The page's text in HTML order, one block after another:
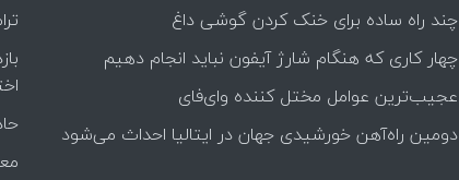
چند راه‌ ساده برای خنک کردن گوشی داغ
چهار کاری که هنگام شارژ آیفون نباید انجام دهیم
عجیب‌ترین عوامل مختل کننده وای‌فای
دومین راه‌آهن خورشیدی جهان در ایتالیا احداث می‌شود